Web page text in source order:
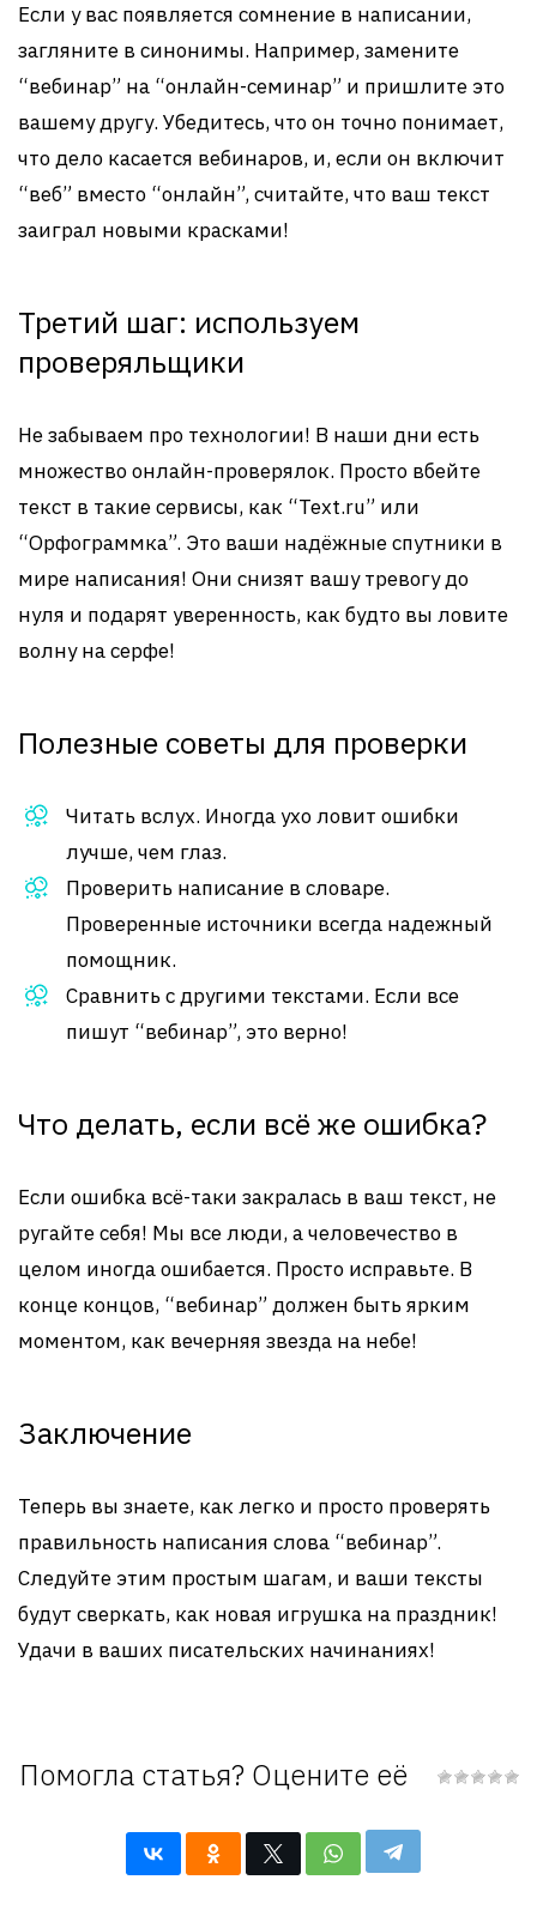
Если у вас появляется сомнение в написании,
загляните в синонимы. Например, замените
“вебинар” на “онлайн-семинар” и пришлите это
вашему другу. Убедитесь, что он точно понимает,
что дело касается вебинаров, и, если он включит
“веб” вместо “онлайн”, считайте, что ваш текст
заиграл новыми красками!
Третий шаг: используем
проверяльщики
Не забываем про технологии! В наши дни есть
множество онлайн-проверялок. Просто вбейте
текст в такие сервисы, как “Text.ru” или
“Орфограммка”. Это ваши надёжные спутники в
мире написания! Они снизят вашу тревогу до
нуля и подарят уверенность, как будто вы ловите
волну на серфе!
Полезные советы для проверки
Читать вслух. Иногда ухо ловит ошибки
лучше, чем глаз.
Проверить написание в словаре.
Проверенные источники всегда надежный
помощник.
Сравнить с другими текстами. Если все
пишут “вебинар”, это верно!
Что делать, если всё же ошибка?
Если ошибка всё-таки закралась в ваш текст, не
ругайте себя! Мы все люди, а человечество в
целом иногда ошибается. Просто исправьте. В
конце концов, “вебинар” должен быть ярким
моментом, как вечерняя звезда на небе!
Заключение
Теперь вы знаете, как легко и просто проверять
правильность написания слова “вебинар”.
Следуйте этим простым шагам, и ваши тексты
будут сверкать, как новая игрушка на праздник!
Удачи в ваших писательских начинаниях!
Помогла статья? Оцените её